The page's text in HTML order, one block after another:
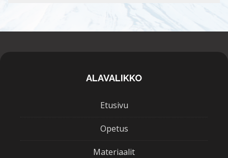
ALAVALIKKO
Etusivu
Opetus
Materiaalit